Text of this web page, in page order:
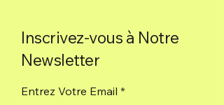
Inscrivez-vous à Notre
Newsletter
Entrez Votre Email